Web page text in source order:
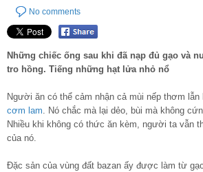
No comments
Những chiếc ống sau khi đã nạp đủ gạo và
tro hồng. Tiếng những hạt lửa nhỏ nổ
Người ăn có thể cảm nhận cả mùi nếp thơm
cơm lam. Nó chắc mà lại dẻo, bùi mà không
Nhiều khi không có thức ăn kèm, người ta vẫn
của nó.
Đặc sản của vùng đất bazan ấy được làm từ